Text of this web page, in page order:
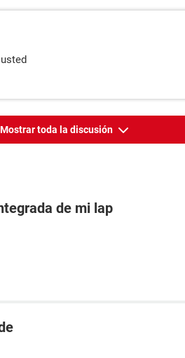
Mostrar toda la discusión
de mi lap